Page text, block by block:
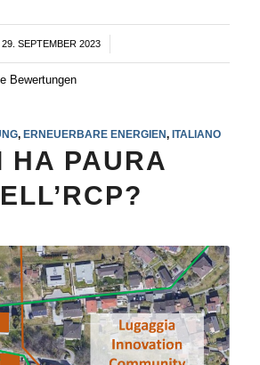
29. SEPTEMBER 2023
/
Bewertungen
, ERNEUERBARE ENERGIEN, ITALIANO
HA PAURA